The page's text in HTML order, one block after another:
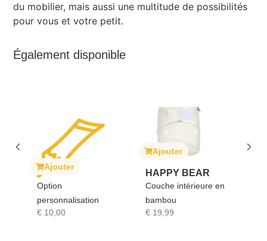
du mobilier, mais aussi une multitude de possibilités
pour vous et votre petit.
Également disponible
HAPPY BEAR
Couche intérieure en
bambou
SOPHIE LA
GIRAFE